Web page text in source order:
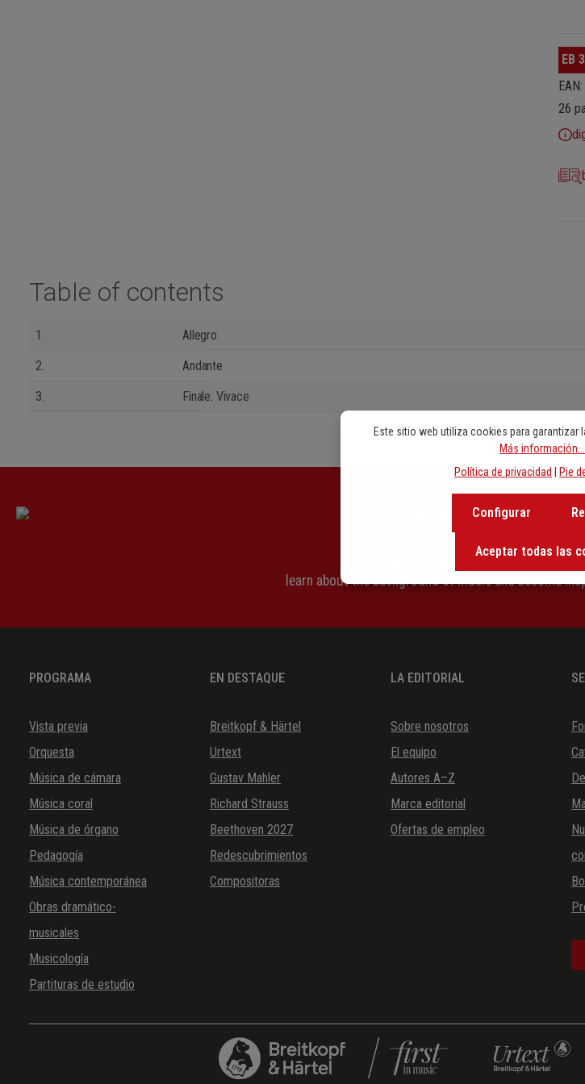
EB
26
Table of contents
1.
Allegro
2.
Andante
3.
Finale: Vivace
Newsletter
Our newsletter keeps you on beat.
learn about the background of music and become
PROGRAMA
Vista previa
Orquesta
Música de cámara
Música coral
Música de órgano
Pedagogía
Música contemporánea
Obras dramático-
musicales
Musicología
Partituras de estudio
EN DESTAQUE
Breitkopf & Härtel
Urtext
Gustav Mahler
Richard Strauss
Beethoven 2027
Redescubrimientos
Compositoras
LA EDITORIAL
Sobre nosotros
El equipo
Autores A–Z
Marca editorial
Ofertas de empleo
Este sitio web utiliza cookies para garantizar
Más información...
Política de privacidad
Pie
Configurar
Aceptar todas las